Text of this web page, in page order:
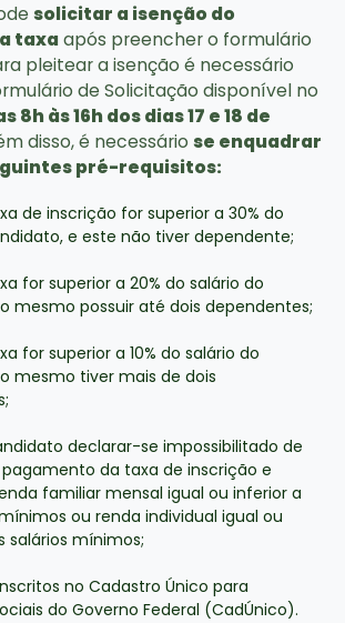
solicitar a isenção do
taxaapós preencher o formulário
pleitear a isenção é necessário
de Solicitação disponível no
8h às 16h dos dias 17 e 18 de
disso, é necessário se enquadrar
pré-requisitos:
de inscrição for superior a 30% do
e este não tiver dependente;
for superior a 20% do salário do
mesmo possuir até dois dependentes;
for superior a 10% do salário do
mesmo tiver mais de dois
declarar-se impossibilitado de
da taxa de inscrição e
familiar mensal igual ou inferior a
ou renda individual igual ou
salários mínimos;
no Cadastro Único para
do Governo Federal (CadÚnico).